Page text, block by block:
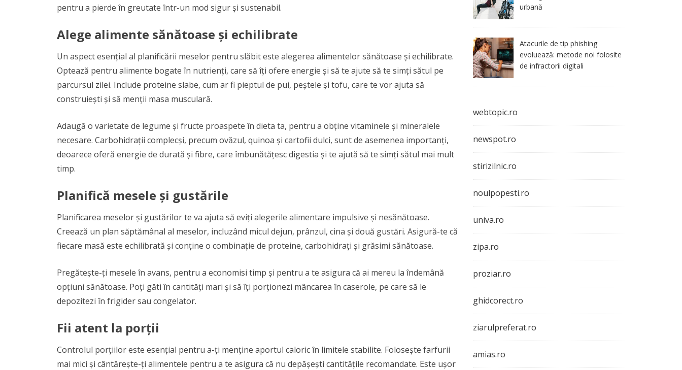
pentru a pierde în greutate într-un mod sigur și sustenabil.
Alege alimente sănătoase și echilibrate
Un aspect esențial al planificării meselor pentru slăbit este alegerea alimentelor sănătoase și echilibrate.
Optează pentru alimente bogate în nutrienți, care să îți ofere energie și să te ajute să te simți sătul pe
parcursul zilei. Include proteine slabe, cum ar fi pieptul de pui, peștele și tofu, care te vor ajuta să
construiești și să menții masa musculară.
Adaugă o varietate de legume și fructe proaspete în dieta ta, pentru a obține vitaminele și mineralele
necesare. Carbohidrații complecși, precum ovăzul, quinoa și cartofii dulci, sunt de asemenea importanți,
deoarece oferă energie de durată și fibre, care îmbunătățesc digestia și te ajută să te simți sătul mai mult
timp.
Planifică mesele și gustările
Planificarea meselor și gustărilor te va ajuta să eviți alegerile alimentare impulsive și nesănătoase.
Creează un plan săptămânal al meselor, incluzând micul dejun, prânzul, cina și două gustări. Asigură-te că
fiecare masă este echilibrată și conține o combinație de proteine, carbohidrați și grăsimi sănătoase.
Pregătește-ți mesele în avans, pentru a economisi timp și pentru a te asigura că ai mereu la îndemână
opțiuni sănătoase. Poți găti în cantități mari și să îți porționezi mâncarea în caserole, pe care să le
depozitezi în frigider sau congelator.
Fii atent la porții
Controlul porțiilor este esențial pentru a-ți menține aportul caloric în limitele stabilite. Folosește farfurii
mai mici și cântărește-ți alimentele pentru a te asigura că nu depășești cantitățile recomandate. Este ușor
urbană
Atacurile de tip phishing
evoluează: metode noi folosite
de infractorii digitali
webtopic.ro
newspot.ro
stirizilnic.ro
noulpopesti.ro
univa.ro
zipa.ro
proziar.ro
ghidcorect.ro
ziarulpreferat.ro
amias.ro